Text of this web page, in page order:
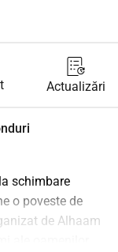
Actualizări
schimbare
o poveste de
de Alhaam